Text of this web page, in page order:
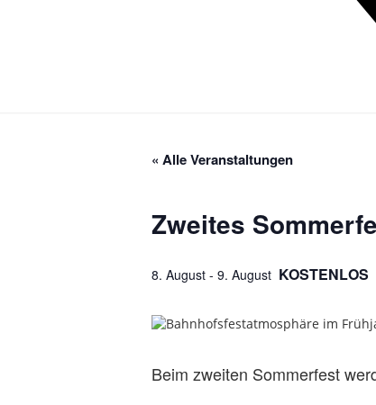
« Alle Veranstaltungen
Zweites
8. August - 9. August KOSTENLOS
Beim zweiten Sommerfest